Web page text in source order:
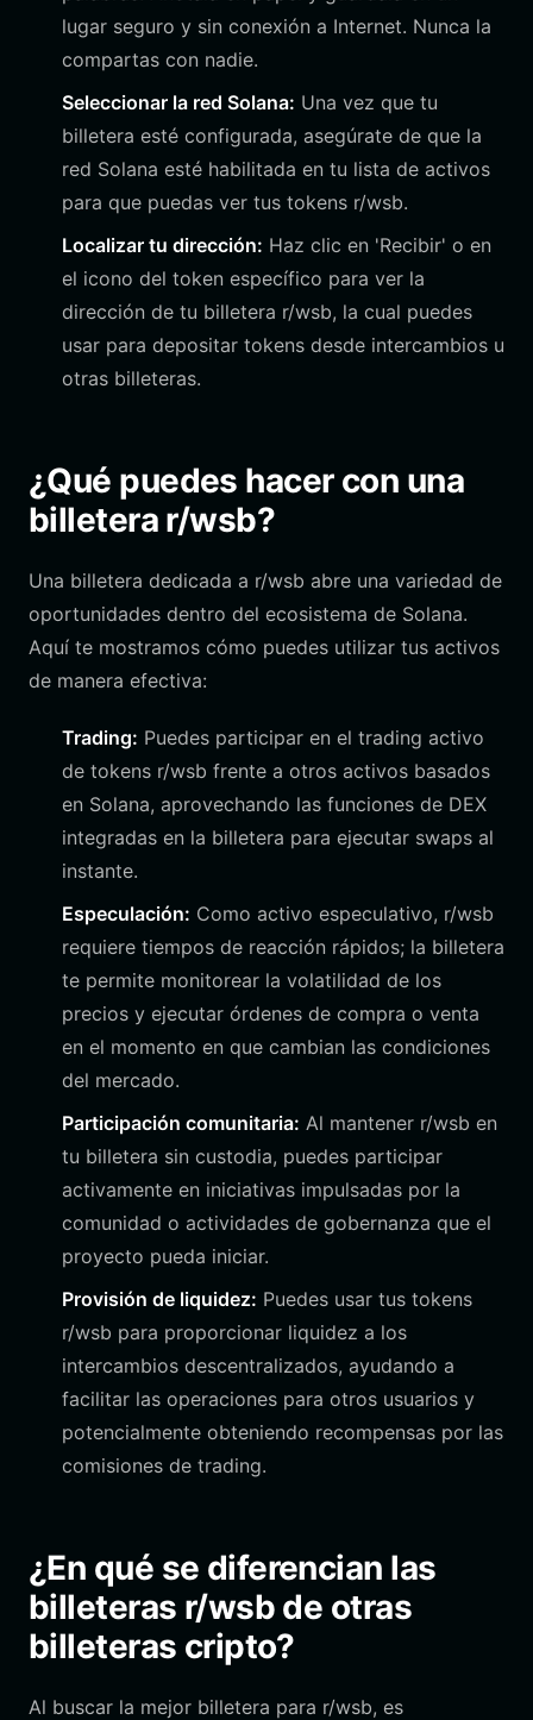
lugar seguro y sin conexión a Internet. Nunca la
compartas con nadie.
Seleccionar la red Solana: Una vez que tu
billetera esté configurada, asegúrate de que la
red Solana esté habilitada en tu lista de activos
para que puedas ver tus tokens r/wsb.
Localizar tu dirección: Haz clic en 'Recibir' o en
el icono del token específico para ver la
dirección de tu billetera r/wsb, la cual puedes
usar para depositar tokens desde intercambios u
otras billeteras.
¿Qué puedes hacer con una
billetera r/wsb?
Una billetera dedicada a r/wsb abre una variedad de
oportunidades dentro del ecosistema de Solana.
Aquí te mostramos cómo puedes utilizar tus activos
de manera efectiva:
Trading: Puedes participar en el trading activo
de tokens r/wsb frente a otros activos basados
en Solana, aprovechando las funciones de DEX
integradas en la billetera para ejecutar swaps al
instante.
Especulación: Como activo especulativo, r/wsb
requiere tiempos de reacción rápidos; la billetera
te permite monitorear la volatilidad de los
precios y ejecutar órdenes de compra o venta
en el momento en que cambian las condiciones
del mercado.
Participación comunitaria: Al mantener r/wsb en
tu billetera sin custodia, puedes participar
activamente en iniciativas impulsadas por la
comunidad o actividades de gobernanza que el
proyecto pueda iniciar.
Provisión de liquidez: Puedes usar tus tokens
r/wsb para proporcionar liquidez a los
intercambios descentralizados, ayudando a
facilitar las operaciones para otros usuarios y
potencialmente obteniendo recompensas por las
comisiones de trading.
¿En qué se diferencian las
billeteras r/wsb de otras
billeteras cripto?
Al buscar la mejor billetera para r/wsb, es